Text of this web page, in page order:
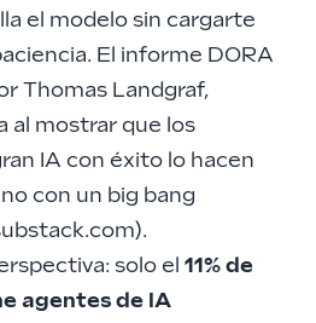
el modelo sin cargarte
El informe DORA
Thomas Landgraf,
al mostrar que los
IA con éxito lo hacen
con un big bang
).
solo el 11% de
agentes de IA